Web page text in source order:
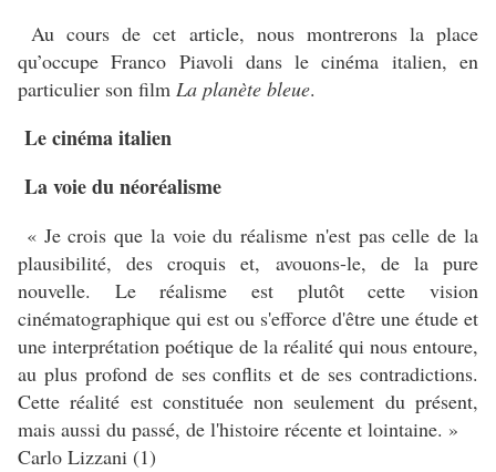
Au cours de cet article, nous montrerons la place
qu’occupe Franco Piavoli dans le cinéma italien, en
particulier son film La planète bleue.
Le cinéma italien
La voie du néoréalisme
« Je crois que la voie du réalisme n'est pas celle de la
plausibilité, des croquis et, avouons-le, de la pure
nouvelle. Le réalisme est plutôt cette vision
cinématographique qui est ou s'efforce d'être une étude et
une interprétation poétique de la réalité qui nous entoure,
au plus profond de ses conflits et de ses contradictions.
Cette réalité est constituée non seulement du présent,
mais aussi du passé, de l'histoire récente et lointaine. »
Carlo Lizzani (1)